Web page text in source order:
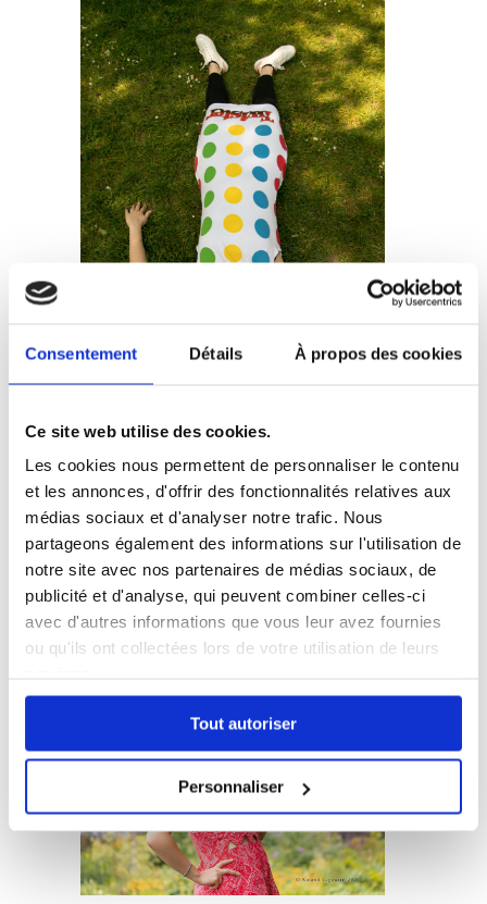
Consentement Détails À propos des cookies
Ce site web utilise des cookies.
Les cookies nous permettent de personnaliser le contenu
et les annonces, d'offrir des fonctionnalités relatives aux
médias sociaux et d'analyser notre trafic. Nous
partageons également des informations sur l'utilisation de
notre site avec nos partenaires de médias sociaux, de
publicité et d'analyse, qui peuvent combiner celles-ci
avec d'autres informations que vous leur avez fournies
ou qu'ils ont collectées lors de votre utilisation de leurs
Tout autoriser
Personnaliser